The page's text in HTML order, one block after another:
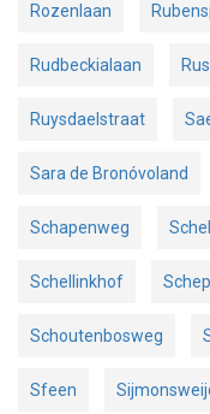
Rozenlaan
Rudbeckialaan
Ruysdaelstraat
Sara de Bronóvoland
Schapenweg
Schellinkhof
Schoutenbosweg
Sfeen